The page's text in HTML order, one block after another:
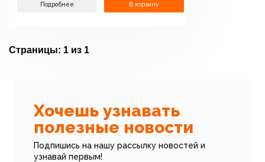
Подробнее В корзину
Страницы: 1 из 1
Хочешь узнавать
полезные новости
Подпишись на нашу рассылку новостей и
узнавай первым!